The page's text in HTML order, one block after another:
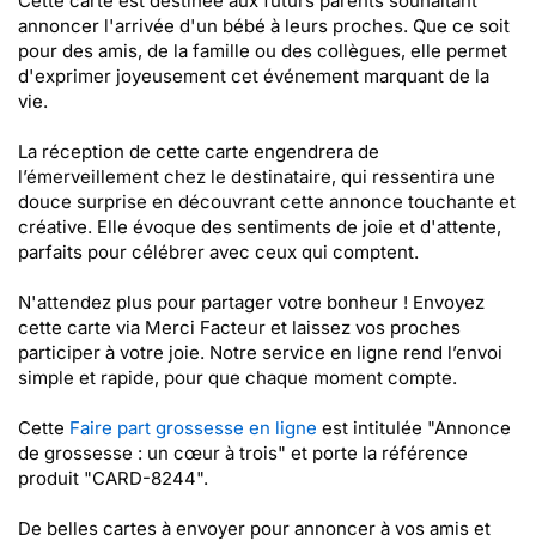
annoncer l'arrivée d'un bébé à leurs proches. Que ce soit
pour des amis, de la famille ou des collègues, elle permet
d'exprimer joyeusement cet événement marquant de la
vie.
La réception de cette carte engendrera de
l’émerveillement chez le destinataire, qui ressentira une
douce surprise en découvrant cette annonce touchante et
créative. Elle évoque des sentiments de joie et d'attente,
parfaits pour célébrer avec ceux qui comptent.
N'attendez plus pour partager votre bonheur ! Envoyez
cette carte via Merci Facteur et laissez vos proches
participer à votre joie. Notre service en ligne rend l’envoi
simple et rapide, pour que chaque moment compte.
Cette Faire part grossesse en ligne est intitulée "Annonce
de grossesse : un cœur à trois" et porte la référence
produit "CARD-8244".
De belles cartes à envoyer pour annoncer à vos amis et